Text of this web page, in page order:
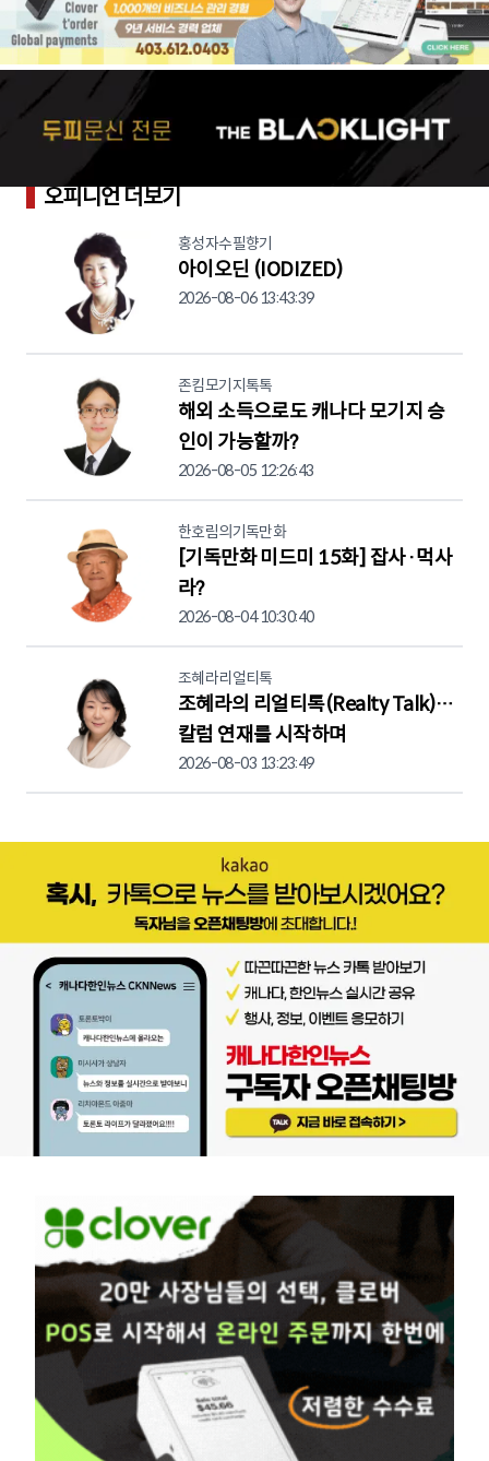
오피니언 더보기
홍성자수필향기
아이오딘 (IODIZED)
2026-08-06 13:43:39
존킴모기지톡톡
해외 소득으로도 캐나다 모기지 승
인이 가능할까?
2026-08-05 12:26:43
한호림의기독만화
[기독만화 미드미 15화] 잡사·먹사
라?
2026-08-04 10:30:40
조혜라리얼티톡
조혜라의 리얼티톡(Realty Talk)…
칼럼 연재를 시작하며
2026-08-03 13:23:49